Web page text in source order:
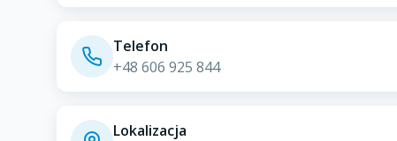
Telefon
+48 606 925 844
Lokalizacja